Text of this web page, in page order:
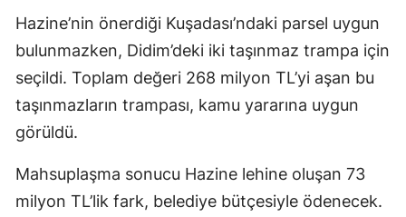
Hazine’nin önerdiği Kuşadası’ndaki parsel uygun
bulunmazken, Didim’deki iki taşınmaz trampa için
seçildi. Toplam değeri 268 milyon TL’yi aşan bu
taşınmazların trampası, kamu yararına uygun
görüldü.
Mahsuplaşma sonucu Hazine lehine oluşan 73
milyon TL’lik fark, belediye bütçesiyle ödenecek.